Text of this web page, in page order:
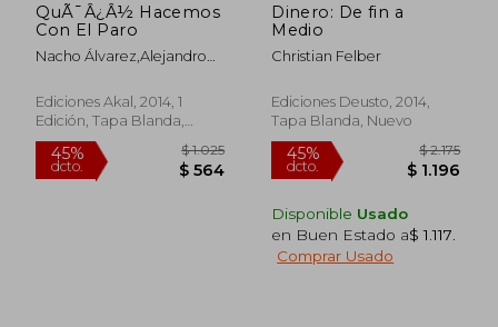
40%
dcto. $ 1.269
45%
dcto.
QuÃ¯Â¿Â½ Hacemos
Con El Paro
Nacho Álvarez,alejandro
Recio,elena Idoate Ibáñez
Ediciones Akal, 2014, 1
Edición, Tapa Blanda,
Nuevo
Dinero: De fin a
Medio
Christian Felber
Ediciones Deusto, 2014,
Tapa Blanda, Nuevo
Disponible Usado
en Buen Estado a$ 1.117
Comprar Usado